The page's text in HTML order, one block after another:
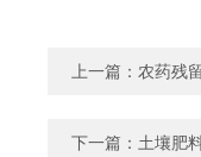
上一篇： 农药残
下一篇： 土壤肥